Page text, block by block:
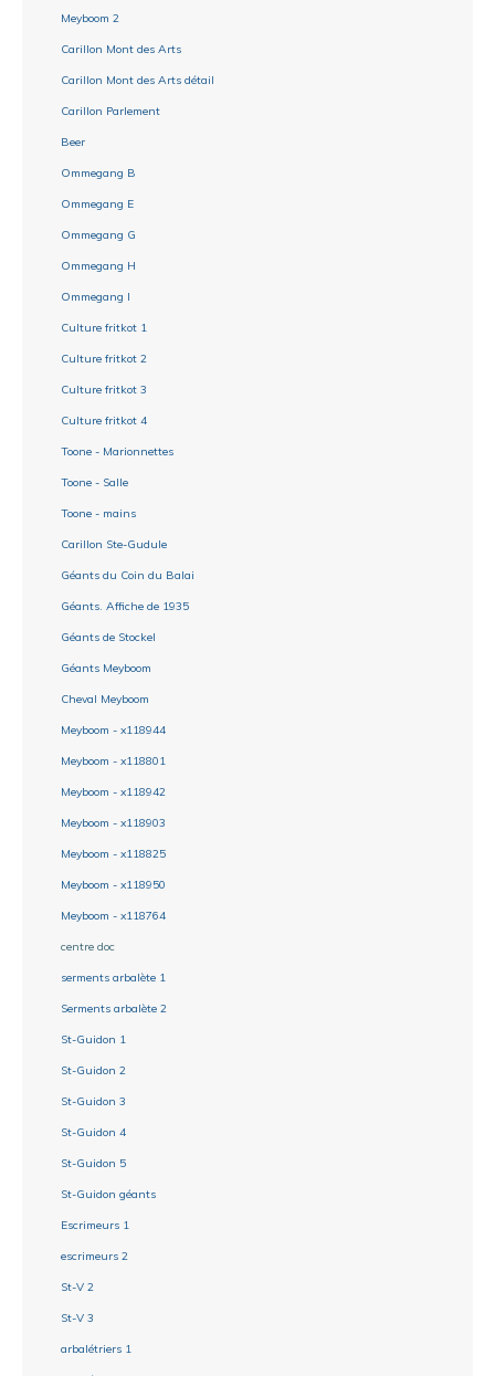
Meyboom 2
Carillon Mont des Arts
Carillon Mont des Arts détail
Carillon Parlement
Beer
Ommegang B
Ommegang E
Ommegang G
Ommegang H
Ommegang I
Culture fritkot 1
Culture fritkot 2
Culture fritkot 3
Culture fritkot 4
Toone - Marionnettes
Toone - Salle
Toone - mains
Carillon Ste-Gudule
Géants du Coin du Balai
Géants. Affiche de 1935
Géants de Stockel
Géants Meyboom
Cheval Meyboom
Meyboom - x118944
Meyboom - x118801
Meyboom - x118942
Meyboom - x118903
Meyboom - x118825
Meyboom - x118950
Meyboom - x118764
centre doc
serments arbalète 1
Serments arbalète 2
St-Guidon 1
St-Guidon 2
St-Guidon 3
St-Guidon 4
St-Guidon 5
St-Guidon géants
Escrimeurs 1
escrimeurs 2
St-V 2
St-V 3
arbalétriers 1